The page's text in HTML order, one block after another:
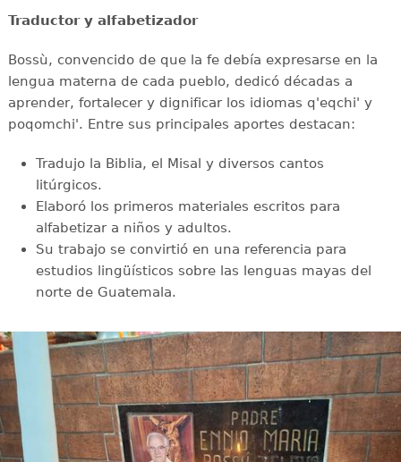
Traductor y alfabetizador
Bossù, convencido de que la fe debía expresarse en la
lengua materna de cada pueblo, dedicó décadas a
aprender, fortalecer y dignificar los idiomas q'eqchi' y
poqomchi'. Entre sus principales aportes destacan:
Tradujo la Biblia, el Misal y diversos cantos
litúrgicos.
Elaboró los primeros materiales escritos para
alfabetizar a niños y adultos.
Su trabajo se convirtió en una referencia para
estudios lingüísticos sobre las lenguas mayas del
norte de Guatemala.